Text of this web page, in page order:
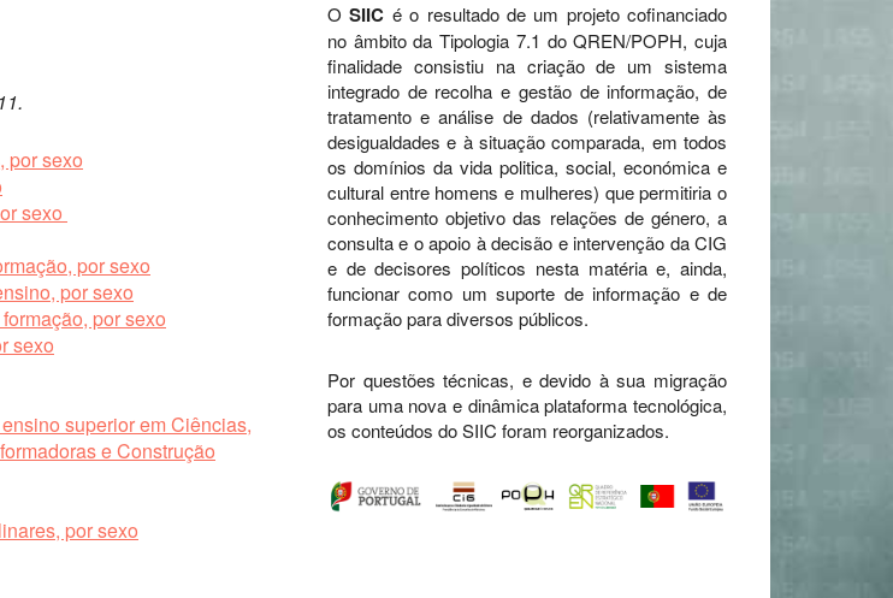
por sexo
sexo
por sexo
por sexo
por sexo
sexo
superior em Ciências,
e Construção
por sexo
OSIIC é o resultado de um projeto cofinanciado
no âmbito da Tipologia 7.1 do QREN/POPH, cuja
finalidade consistiu na criação de um sistema
integrado de recolha e gestão de informação, de
tratamento e análise de dados (relativamente às
desigualdades e à situação comparada, em todos
os domínios da vida politica, social, económica e
cultural entre homens e mulheres) que permitiria o
conhecimento objetivo das relações de género, a
consulta e o apoio à decisão e intervenção da CIG
e de decisores políticos nesta matéria e, ainda,
funcionar como um suporte de informação e de
formação para diversos públicos.
Por questões técnicas, e devido à sua migração
para uma nova e dinâmica plataforma tecnológica,
os conteúdos do SIIC foram reorganizados.